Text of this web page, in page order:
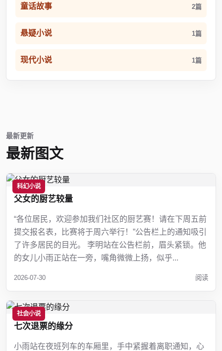
童话故事 2篇
悬疑小说 1篇
现代小说 1篇
最新更新
最新图文
科幻小说
父女的厨艺较量
“各位居民，欢迎参加我们社区的厨艺赛！请在下周五前
提交报名表，比赛将于周六举行！”公告栏上的通知吸引
了许多居民的目光。 李明站在公告栏前，眉头紧锁。他
的女儿小雨正站在一旁，嘴角微微上扬，似乎...
2026-07-30 阅读
社会小说
七次退票的缘分
小雨站在夜班列车的车厢里，手中紧握着离职通知，心